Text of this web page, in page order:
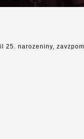
25. narozeniny,